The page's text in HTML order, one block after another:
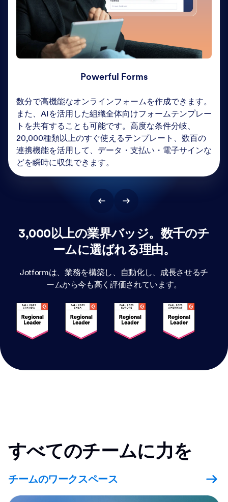
Powerful Forms
数分で高機能なオンラインフォームを作成できます。
また、AIを活用した組織全体向けフォームテンプレー
トを共有することも可能です。高度な条件分岐、
20,000種類以上のすぐ使えるテンプレート、数百の
連携機能を活用して、データ・支払い・電子サインな
どを瞬時に収集できます。
3,000以上の業界バッジ。数千のチ
ームに選ばれる理由。
Jotformは、業務を構築し、自動化し、成長させるチ
ームから今も高く評価されています。
すべてのチームに力を
チームのワークスペース